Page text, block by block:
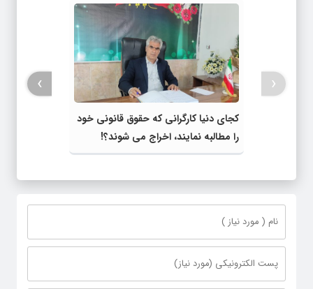
کجای دنیا کارگرانی که حقوق قانونی خود
را مطالبه نمایند، اخراج می‌ شوند؟!
‹
›